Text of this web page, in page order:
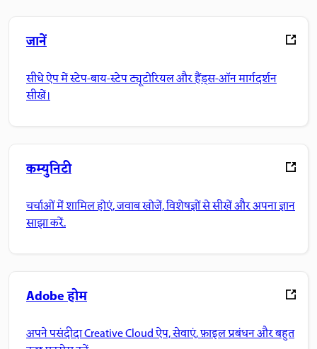
जानें
सीधे ऐप में स्टेप-बाय-स्टेप ट्यूटोरियल और हैंड्स-ऑन मार्गदर्शन
सीखें।
कम्युनिटी
चर्चाओं में शामिल होएं, जवाब खोजें, विशेषज्ञों से सीखें और अपना ज्ञान
साझा करें.
Adobe होम
अपने पसंदीदा Creative Cloud ऐप, सेवाएं, फ़ाइल प्रबंधन और बहुत